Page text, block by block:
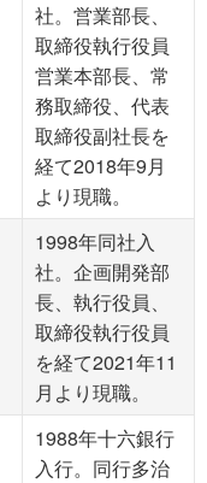
社。営業部長、
取締役執行役員
営業本部長、常
務取締役、代表
取締役副社長を
経て2018年9月
より現職。
1998年同社入
社。企画開発部
長、執行役員、
取締役執行役員
を経て2021年11
月より現職。
1988年十六銀行
入行。同行多治